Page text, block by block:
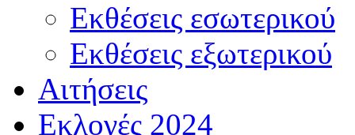
Εκθέσεις εσωτερικού
Εκθέσεις εξωτερικού
Αιτήσεις
Εκλογές 2024